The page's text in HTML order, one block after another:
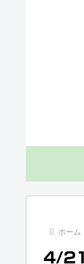
ホーム
4/